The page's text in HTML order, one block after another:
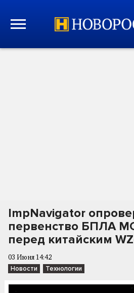
ImpNavigator
первенство БПЛА
перед китайским
03 Июня 14:42
Новости Технологии